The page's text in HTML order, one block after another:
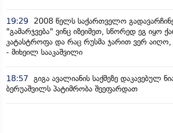
19:29
2008 წელს საქართველო
"გამარჯვება" ვინც იზეიმეთ, სწორედ ეგ
კატასტროფა და რაც რუსმა ჯარით ვერ
- მიხეილ სააკაშვილი
18:57 გიგა ავალიანის საქმეზე დაკავებულ
ბერუაშვილს პატიმრობა შეეფარდათ